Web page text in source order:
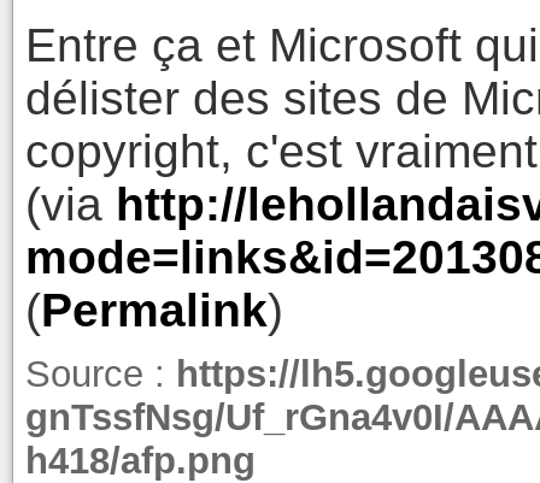
Entre ça et Microsoft
délister des sites de
copyright, c'est
(via http://
(Permalink)
Source : https://
gnTssfNsg/Uf_rGna4v0I/
h418/afp.png